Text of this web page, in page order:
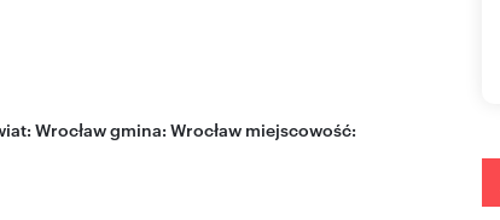
Wrocławgmina: Wrocław miejscowość: